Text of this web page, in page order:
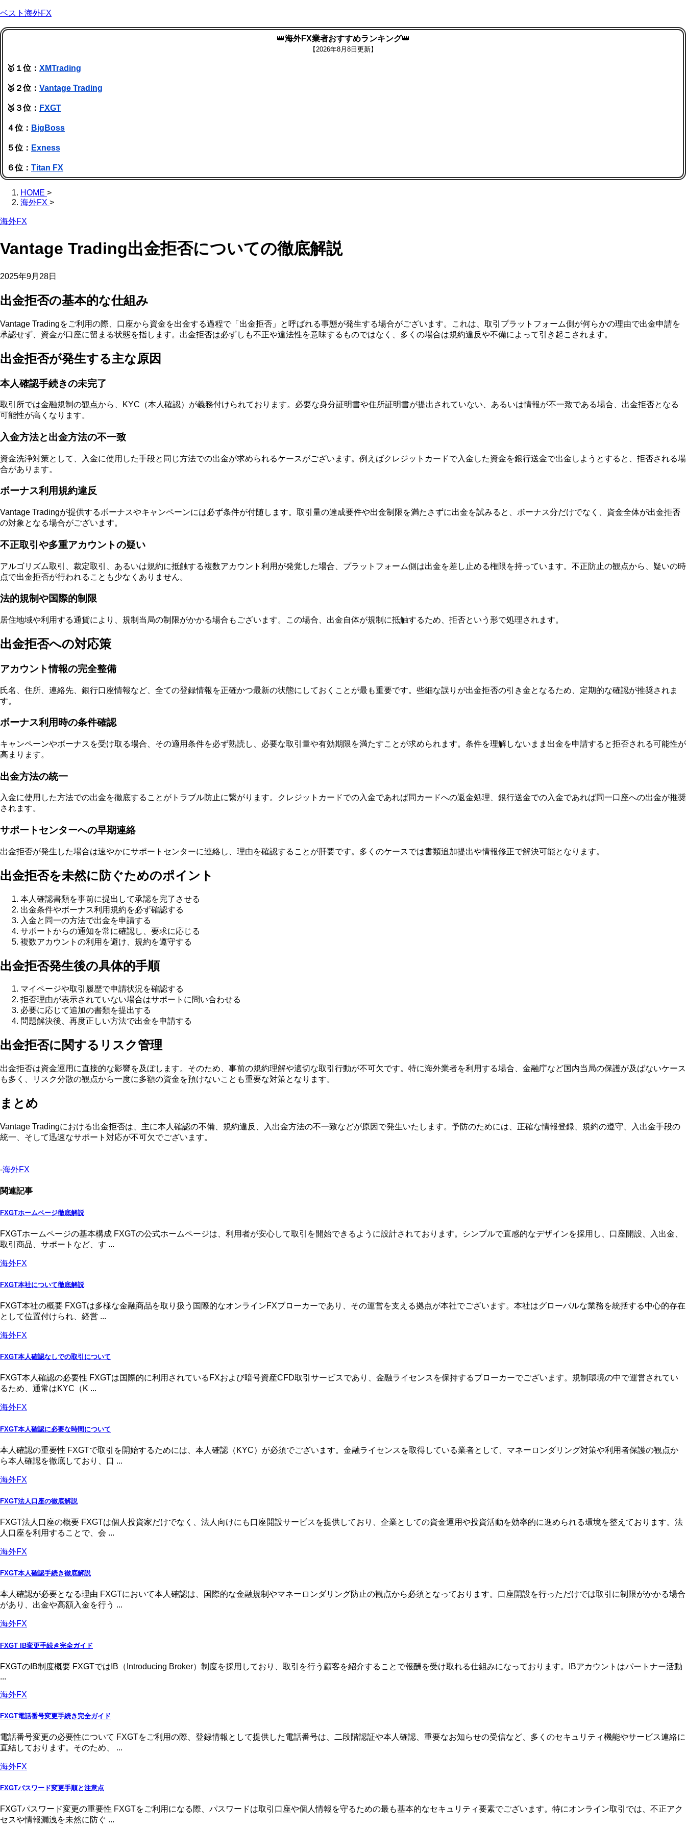
ベスト海外FX
👑海外FX業者おすすめランキング👑
【2026年8月8日更新】
🥇１位： XMTrading
🥈２位： Vantage Trading
🥉３位： FXGT
４位： BigBoss
５位： Exness
６位： Titan FX
HOME >
海外FX >
海外FX
Vantage Trading出金拒否についての徹底解説
2025年9月28日
出金拒否の基本的な仕組み
Vantage Tradingをご利用の際、口座から資金を出金する過程で「出金拒否」と呼ばれる事態が発生する場合がございます。これは、取引プラットフォーム側が何らかの理由で出金申請を
承認せず、資金が口座に留まる状態を指します。出金拒否は必ずしも不正や違法性を意味するものではなく、多くの場合は規約違反や不備によって引き起こされます。
出金拒否が発生する主な原因
本人確認手続きの未完了
取引所では金融規制の観点から、KYC（本人確認）が義務付けられております。必要な身分証明書や住所証明書が提出されていない、あるいは情報が不一致である場合、出金拒否となる
可能性が高くなります。
入金方法と出金方法の不一致
資金洗浄対策として、入金に使用した手段と同じ方法での出金が求められるケースがございます。例えばクレジットカードで入金した資金を銀行送金で出金しようとすると、拒否される場
合があります。
ボーナス利用規約違反
Vantage Tradingが提供するボーナスやキャンペーンには必ず条件が付随します。取引量の達成要件や出金制限を満たさずに出金を試みると、ボーナス分だけでなく、資金全体が出金拒否
の対象となる場合がございます。
不正取引や多重アカウントの疑い
アルゴリズム取引、裁定取引、あるいは規約に抵触する複数アカウント利用が発覚した場合、プラットフォーム側は出金を差し止める権限を持っています。不正防止の観点から、疑いの時
点で出金拒否が行われることも少なくありません。
法的規制や国際的制限
居住地域や利用する通貨により、規制当局の制限がかかる場合もございます。この場合、出金自体が規制に抵触するため、拒否という形で処理されます。
出金拒否への対応策
アカウント情報の完全整備
氏名、住所、連絡先、銀行口座情報など、全ての登録情報を正確かつ最新の状態にしておくことが最も重要です。些細な誤りが出金拒否の引き金となるため、定期的な確認が推奨されま
す。
ボーナス利用時の条件確認
キャンペーンやボーナスを受け取る場合、その適用条件を必ず熟読し、必要な取引量や有効期限を満たすことが求められます。条件を理解しないまま出金を申請すると拒否される可能性が
高まります。
出金方法の統一
入金に使用した方法での出金を徹底することがトラブル防止に繋がります。クレジットカードでの入金であれば同カードへの返金処理、銀行送金での入金であれば同一口座への出金が推奨
されます。
サポートセンターへの早期連絡
出金拒否が発生した場合は速やかにサポートセンターに連絡し、理由を確認することが肝要です。多くのケースでは書類追加提出や情報修正で解決可能となります。
出金拒否を未然に防ぐためのポイント
本人確認書類を事前に提出して承認を完了させる
出金条件やボーナス利用規約を必ず確認する
入金と同一の方法で出金を申請する
サポートからの通知を常に確認し、要求に応じる
複数アカウントの利用を避け、規約を遵守する
出金拒否発生後の具体的手順
マイページや取引履歴で申請状況を確認する
拒否理由が表示されていない場合はサポートに問い合わせる
必要に応じて追加の書類を提出する
問題解決後、再度正しい方法で出金を申請する
出金拒否に関するリスク管理
出金拒否は資金運用に直接的な影響を及ぼします。そのため、事前の規約理解や適切な取引行動が不可欠です。特に海外業者を利用する場合、金融庁など国内当局の保護が及ばないケース
も多く、リスク分散の観点から一度に多額の資金を預けないことも重要な対策となります。
まとめ
Vantage Tradingにおける出金拒否は、主に本人確認の不備、規約違反、入出金方法の不一致などが原因で発生いたします。予防のためには、正確な情報登録、規約の遵守、入出金手段の
統一、そして迅速なサポート対応が不可欠でございます。
-海外FX
関連記事
FXGTホームページ徹底解説
FXGTホームページの基本構成 FXGTの公式ホームページは、利用者が安心して取引を開始できるように設計されております。シンプルで直感的なデザインを採用し、口座開設、入出金、
取引商品、サポートなど、す ...
海外FX
FXGT本社について徹底解説
FXGT本社の概要 FXGTは多様な金融商品を取り扱う国際的なオンラインFXブローカーであり、その運営を支える拠点が本社でございます。本社はグローバルな業務を統括する中心的存在
として位置付けられ、経営 ...
海外FX
FXGT本人確認なしでの取引について
FXGT本人確認の必要性 FXGTは国際的に利用されているFXおよび暗号資産CFD取引サービスであり、金融ライセンスを保持するブローカーでございます。規制環境の中で運営されてい
るため、通常はKYC（K ...
海外FX
FXGT本人確認に必要な時間について
本人確認の重要性 FXGTで取引を開始するためには、本人確認（KYC）が必須でございます。金融ライセンスを取得している業者として、マネーロンダリング対策や利用者保護の観点か
ら本人確認を徹底しており、口 ...
海外FX
FXGT法人口座の徹底解説
FXGT法人口座の概要 FXGTは個人投資家だけでなく、法人向けにも口座開設サービスを提供しており、企業としての資金運用や投資活動を効率的に進められる環境を整えております。法
人口座を利用することで、会 ...
海外FX
FXGT本人確認手続き徹底解説
本人確認が必要となる理由 FXGTにおいて本人確認は、国際的な金融規制やマネーロンダリング防止の観点から必須となっております。口座開設を行っただけでは取引に制限がかかる場合
があり、出金や高額入金を行う ...
海外FX
FXGT IB変更手続き完全ガイド
FXGTのIB制度概要 FXGTではIB（Introducing Broker）制度を採用しており、取引を行う顧客を紹介することで報酬を受け取れる仕組みになっております。IBアカウントはパートナー活動
...
海外FX
FXGT電話番号変更手続き完全ガイド
電話番号変更の必要性について FXGTをご利用の際、登録情報として提供した電話番号は、二段階認証や本人確認、重要なお知らせの受信など、多くのセキュリティ機能やサービス連絡に
直結しております。そのため、 ...
海外FX
FXGTパスワード変更手順と注意点
FXGTパスワード変更の重要性 FXGTをご利用になる際、パスワードは取引口座や個人情報を守るための最も基本的なセキュリティ要素でございます。特にオンライン取引では、不正アク
セスや情報漏洩を未然に防ぐ ...